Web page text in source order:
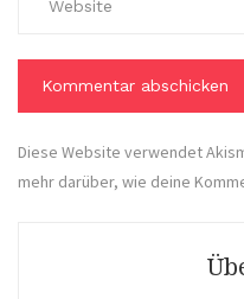
Diese Website verwendet
mehr darüber, wie deine